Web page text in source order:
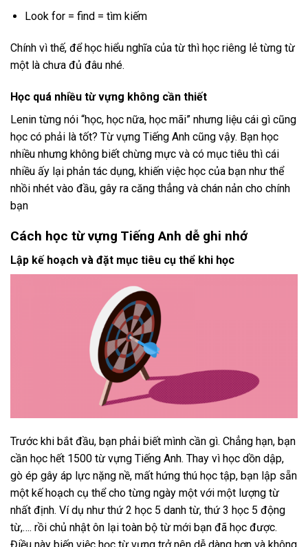
Look for = find = tìm kiếm
Chính vì thế, để học hiểu nghĩa của từ thì học riêng lẻ từng từ
một là chưa đủ đâu nhé.
Học quá nhiều từ vựng không cần thiết
Lenin từng nói “học, học nữa, học mãi” nhưng liệu cái gì cũng
học có phải là tốt? Từ vựng Tiếng Anh cũng vậy. Bạn học
nhiều nhưng không biết chừng mực và có mục tiêu thì cái
nhiều ấy lại phản tác dụng, khiến việc học của bạn như thể
nhồi nhét vào đầu, gây ra căng thẳng và chán nản cho chính
bạn
Cách học từ vựng Tiếng Anh dễ ghi nhớ
Lập kế hoạch và đặt mục tiêu cụ thể khi học
Trước khi bắt đầu, bạn phải biết mình cần gì. Chẳng hạn, bạn
cần học hết 1500 từ vựng Tiếng Anh. Thay vì học dồn dập,
gò ép gây áp lực nặng nề, mất hứng thú học tập, bạn lập sẵn
một kế hoạch cụ thể cho từng ngày một với một lượng từ
nhất định. Ví dụ như thứ 2 học 5 danh từ, thứ 3 học 5 động
từ,…. rồi chủ nhật ôn lại toàn bộ từ mới bạn đã học được.